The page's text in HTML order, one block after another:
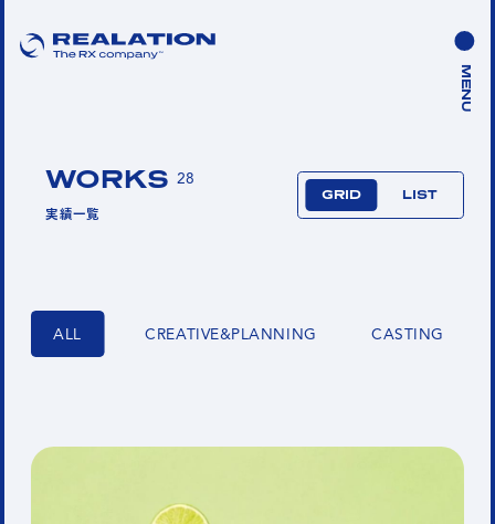
MENU
WORKS
実績一覧
GRID LIST
ALL CREATIVE&PLANNING CASTING